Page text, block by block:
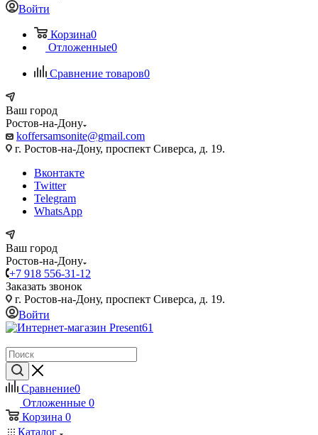
Войти
Корзина0
Отложенные0
Сравнение товаров0
Ваш город
Ростов-на-Дону
koffersamsonite@gmail.com
г. Ростов-на-Дону, проспект Сиверса, д. 19.
Вконтакте
Twitter
Telegram
WhatsApp
Ваш город
Ростов-на-Дону
+7 918 556-31-12
Заказать звонок
г. Ростов-на-Дону, проспект Сиверса, д. 19.
Войти
Сравнение0
Отложенные 0
Корзина 0
Каталог